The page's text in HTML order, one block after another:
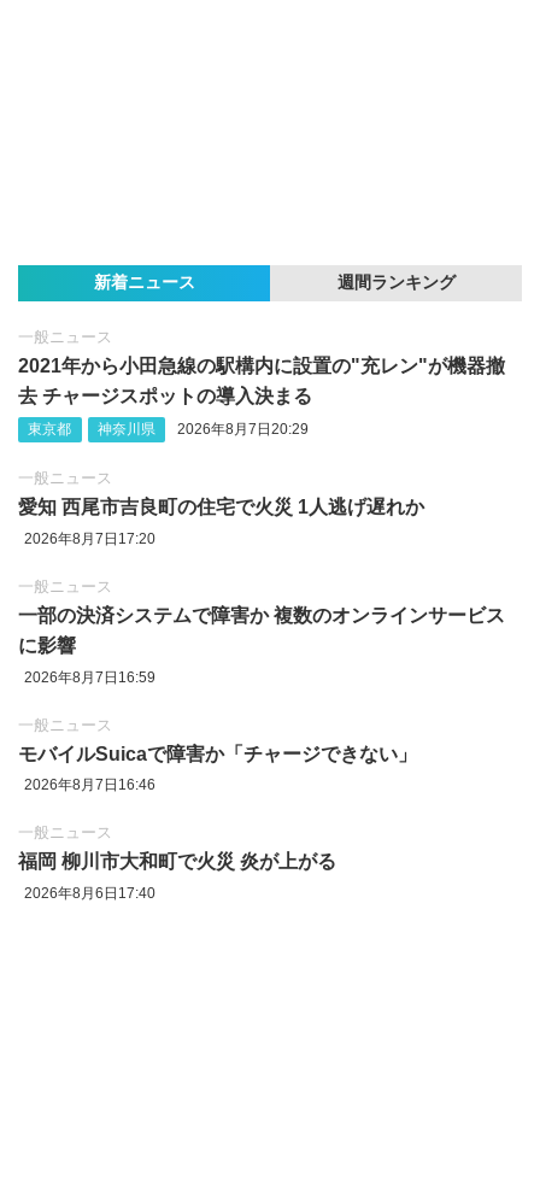
新着ニュース 週間ランキング
一般ニュース
2021年から小田急線の駅構内に設置の"充レン"が機器撤
去 チャージスポットの導入決まる
東京都 神奈川県 2026年8月7日20:29
一般ニュース
愛知 西尾市吉良町の住宅で火災 1人逃げ遅れか
2026年8月7日17:20
一般ニュース
一部の決済システムで障害か 複数のオンラインサービス
に影響
2026年8月7日16:59
一般ニュース
モバイルSuicaで障害か「チャージできない」
2026年8月7日16:46
一般ニュース
福岡 柳川市大和町で火災 炎が上がる
2026年8月6日17:40